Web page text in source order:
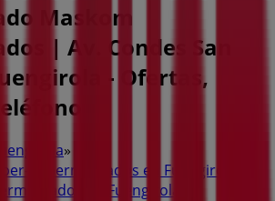
Maskom
| Av. Condes San
- Ofertas,
»
Supermercados en Fuengirola
en Fuengirola